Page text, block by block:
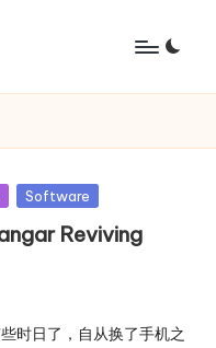
Software
Reviving
时日了，自从换了手机之